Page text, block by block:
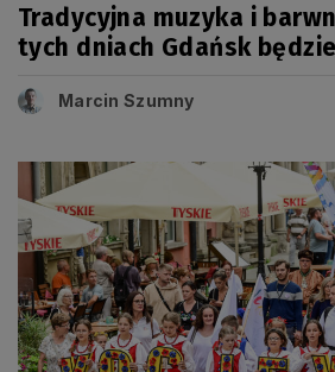
Tradycyjna muzyka i
tych dniach Gdańsk
Marcin Szumny